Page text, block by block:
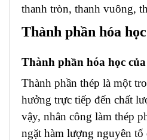
thanh tròn, thanh vuông,
Thành phần hóa
Thành phần hóa học
Thành phần thép là một
hưởng trực tiếp đến chất
vậy, nhân công làm thép
ngặt hàm lượng nguyên tố